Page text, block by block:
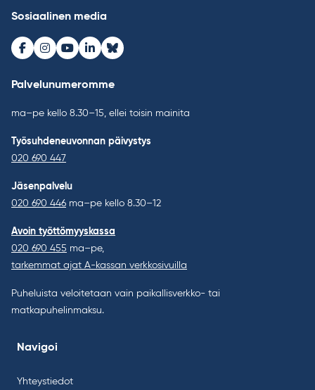
Sosiaalinen media
Facebook
Instagram
Youtube
LinkedInBluesky
Palvelunumeromme
ma–pe kello 8.30–15, ellei toisin mainita
Työsuhdeneuvonnan päivystys
020 690 447
Jäsenpalvelu
020 690 446 ma–pe kello 8.30–12
Avoin työttömyyskassa
020 690 455 ma–pe,
tarkemmat ajat A-kassan verkkosivuilla
Puheluista veloitetaan vain paikallisverkko- tai
matkapuhelinmaksu.
Navigoi
Yhteystiedot